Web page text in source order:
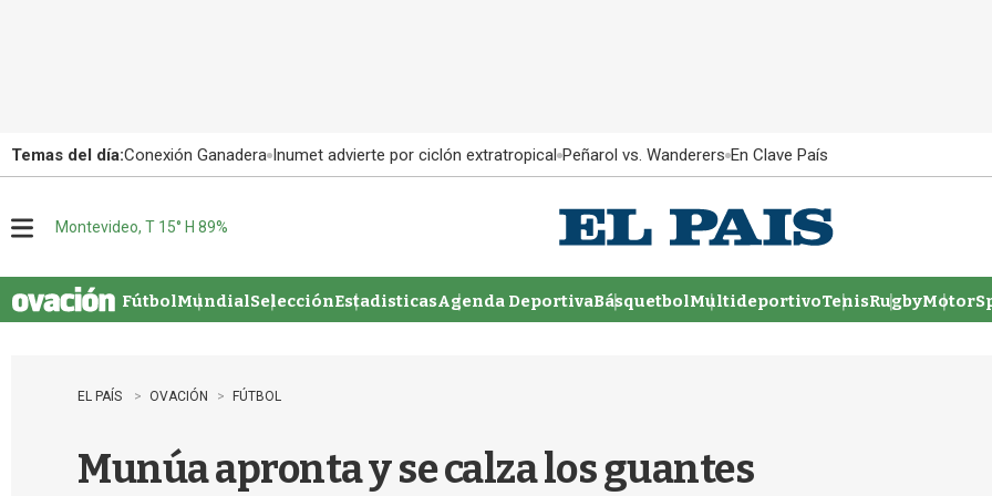
Temas del día:Conexión Ganadera Inumet advierte por ciclón extratropical Peñarol vs. Wanderers En Clave País
u
Montevideo, T 15° H 89%
FútbolMundialSelecciónEstadisticasAgenda DeportivaBásquetbolMultideportivoTenisRugby
EL PAÍS OVACIÓN FÚTBOL
Munúa apronta y se calza los guantes